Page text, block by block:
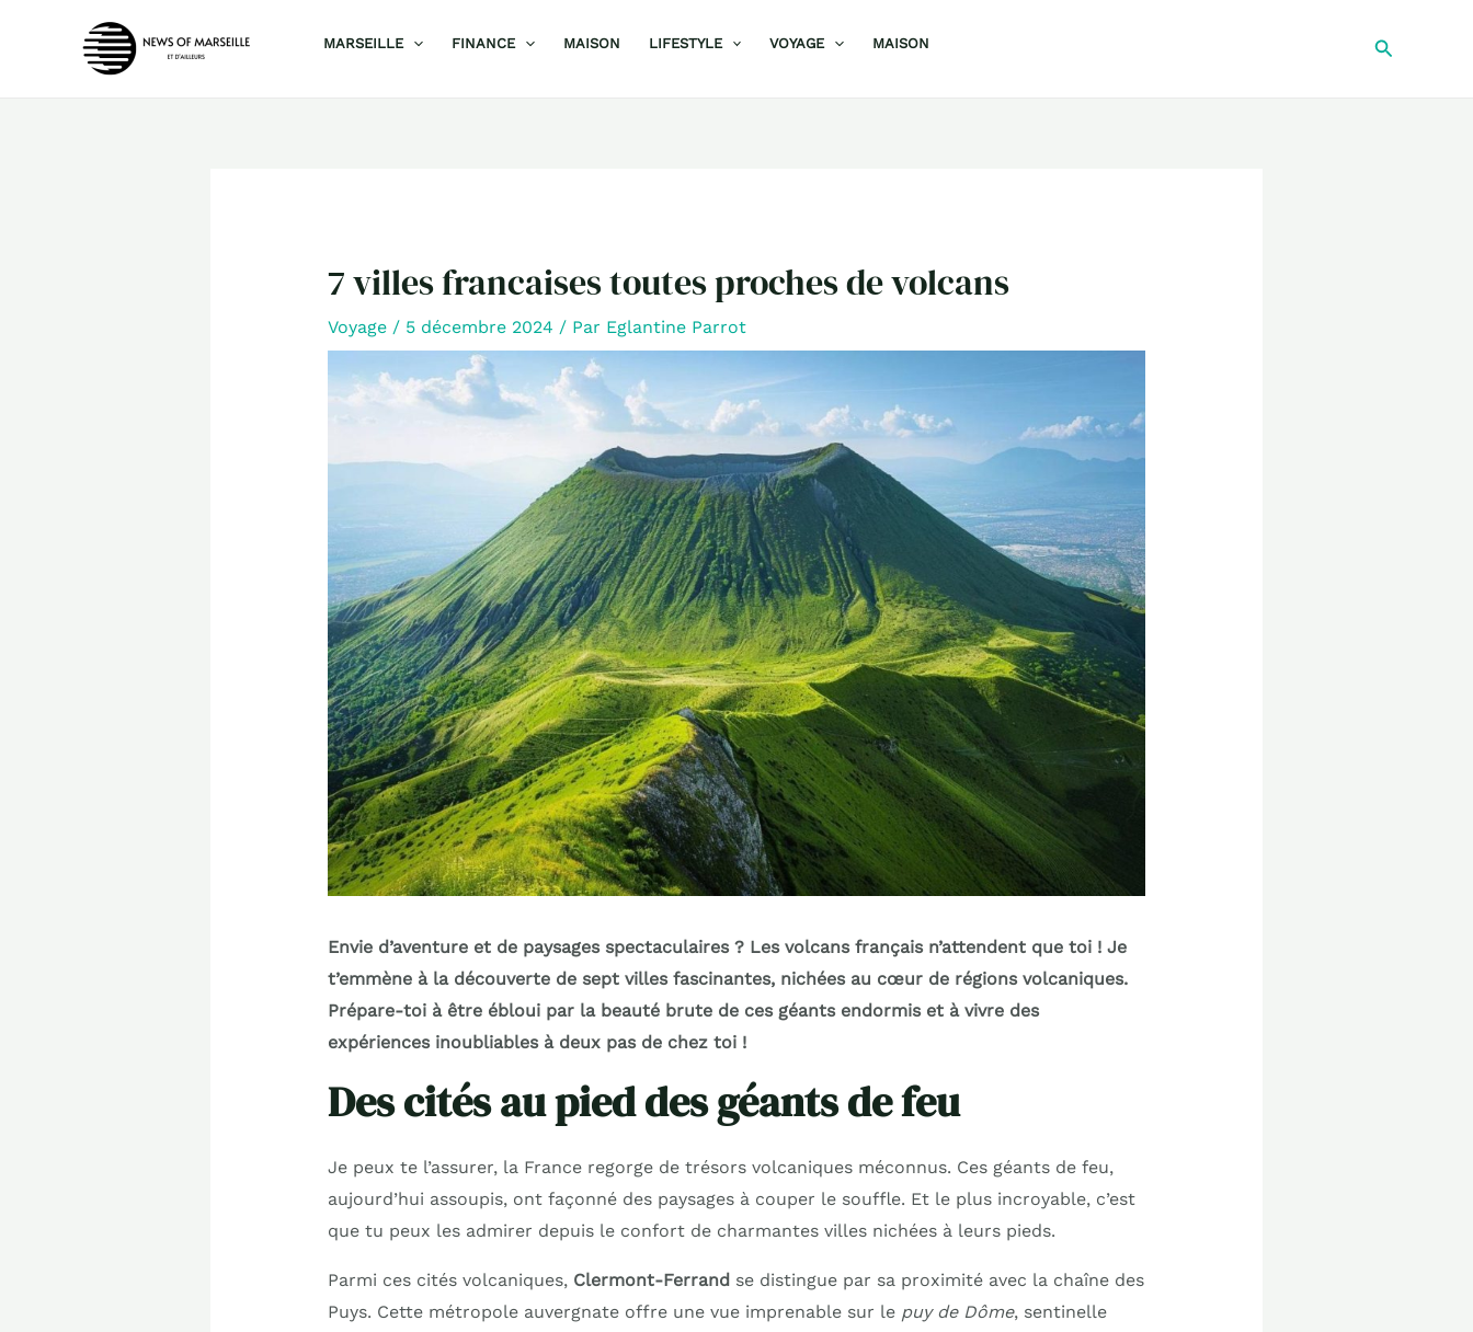
MARSEILLE FINANCE MAISON LIFESTYLE VOYAGE MAISON
7 villes francaises toutes proches de volcans
Voyage/ 5 décembre 2024 / Par Eglantine Parrot
Envie d’aventure et de paysages spectaculaires ? Les volcans français n’attendent que toi ! Je
t’emmène à la découverte de sept villes fascinantes, nichées au cœur de régions volcaniques.
Prépare-toi à être ébloui par la beauté brute de ces géants endormis et à vivre des
expériences inoubliables à deux pas de chez toi !
Des cités au pied des géants de feu
Je peux te l’assurer, la France regorge de trésors volcaniques méconnus. Ces géants de feu,
aujourd’hui assoupis, ont façonné des paysages à couper le souffle. Et le plus incroyable, c’est
que tu peux les admirer depuis le confort de charmantes villes nichées à leurs pieds.
Parmi ces cités volcaniques, Clermont-Ferrand se distingue par sa proximité avec la chaîne des
Puys. Cette métropole auvergnate offre une vue imprenable sur le puy de Dôme, sentinelle